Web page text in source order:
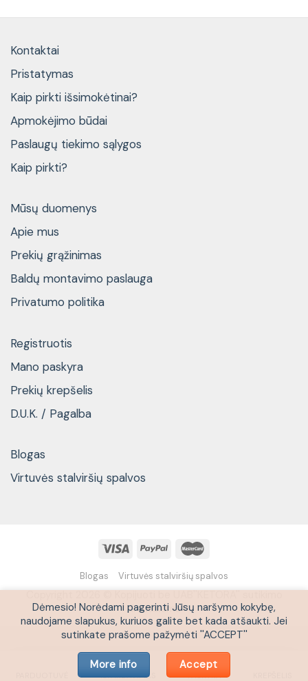
Kontaktai
Pristatymas
Kaip pirkti išsimokėtinai?
Apmokėjimo būdai
Paslaugų tiekimo sąlygos
Kaip pirkti?
Mūsų duomenys
Apie mus
Prekių grąžinimas
Baldų montavimo paslauga
Privatumo politika
Registruotis
Mano paskyra
Prekių krepšelis
D.U.K. / Pagalba
Blogas
Virtuvės stalviršių spalvos
Blogas Virtuvės stalviršių spalvos
draudžiama
IŠPARDAVIMAS PASKYRA
Dėmesio! Norėdami pagerinti Jūsų naršymo kokybę,
naudojame slapukus, kuriuos galite bet kada atšaukti. Jei
sutinkate prašome pažymėti ''ACCEPT''
More info Accept